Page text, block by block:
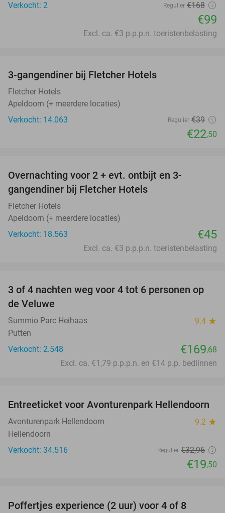
Verkocht: 2
Regulier €168
€99
Excl. ca. €3 p.p.p.n. toeristenbelasting
3-gangendiner bij Fletcher Hotels
Fletcher Hotels
Apeldoorn (+ meerdere locaties)
Verkocht: 14.063
Regulier €39
€22,50
Overnachting voor 2 + evt. ontbijt en 3-
gangendiner bij Fletcher Hotels
Fletcher Hotels
Apeldoorn (+ meerdere locaties)
Verkocht: 18.563
€45
Excl. ca. €3 p.p.p.n. toeristenbelasting
3 of 4 nachten weg voor 4 tot 6 personen op
de Veluwe
Summio Parc Heihaas 9.4 star
Putten
Verkocht: 2.548
€169,68
Excl. ca. €1,79 p.p.p.n. en €14 p.p. bedlinnen
41%
Entreeticket voor Avonturenpark Hellendoorn
Avonturenpark Hellendoorn 9.2 star
Hellendoorn
Verkocht: 34.516
Regulier €32,95
€19,50
Poffertjes experience (2 uur) voor 4 of 8